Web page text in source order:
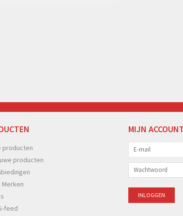
producten
producten
Merken
feed
MIJN